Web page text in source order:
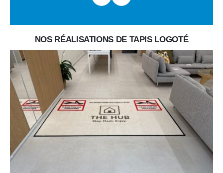
professionnels et d’entrée.
NOS RÉALISATIONS DE TAPIS LOGOTÉ